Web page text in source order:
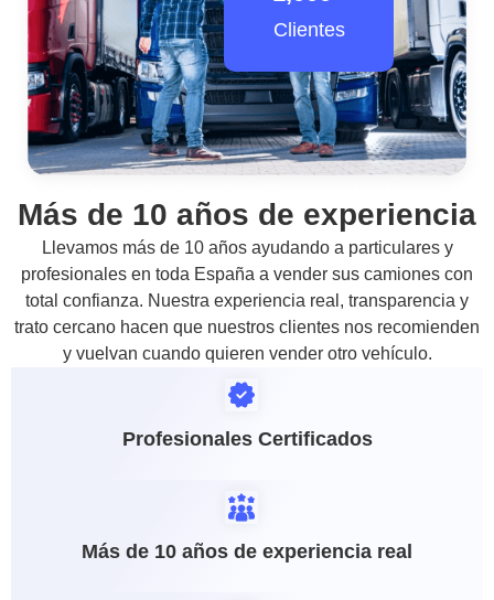
Clientes
Más de 10 años de experiencia
Llevamos más de 10 años ayudando a particulares y
profesionales en toda España a vender sus camiones con
total confianza. Nuestra experiencia real, transparencia y
trato cercano hacen que nuestros clientes nos recomienden
y vuelvan cuando quieren vender otro vehículo.
Profesionales Certificados
Más de 10 años de experiencia real